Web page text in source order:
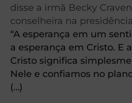
disse a irmã Becky
conselheira na
“A esperança em um
a esperança em Cristo. E
Cristo significa
Nele e confiamos no
(…)